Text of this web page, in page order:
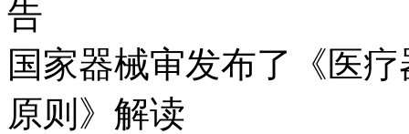
国家器械审发布了《医
原则》解读